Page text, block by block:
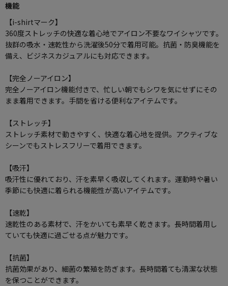
機能
【i-shirtマーク】
360度ストレッチの快適な着心地でアイロン不要なワイシャツです。
抜群の吸水・速乾性から洗濯後50分で着用可能。抗菌・防臭機能を
備え、ビジネスカジュアルにも対応できます。
【完全ノーアイロン】
完全ノーアイロン機能付きで、忙しい朝でもシワを気にせずにその
まま着用できます。手間を省ける便利なアイテムです。
【ストレッチ】
ストレッチ素材で動きやすく、快適な着心地を提供。アクティブな
シーンでもストレスフリーで着用できます。
【吸汗】
吸汗性に優れており、汗を素早く吸収してくれます。運動時や暑い
季節にも快適に着られる機能性が高いアイテムです。
【速乾】
速乾性のある素材で、汗をかいても素早く乾きます。長時間着用し
ていても快適に過ごせる点が魅力です。
【抗菌】
抗菌効果があり、細菌の繁殖を防ぎます。長時間着ても清潔な状態
を保つことができます。